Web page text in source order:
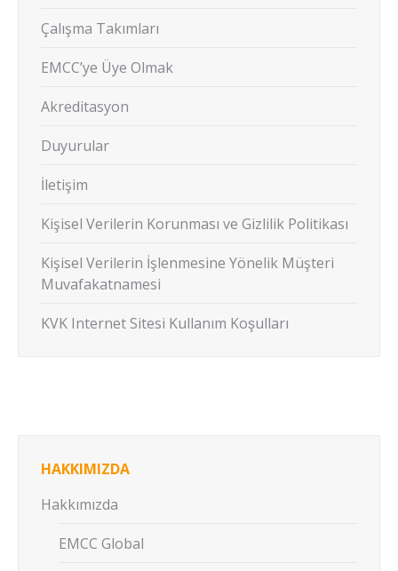
Çalışma Takımları
EMCC’ye Üye Olmak
Akreditasyon
Duyurular
İletişim
Kişisel Verilerin Korunması ve Gizlilik Politikası
Kişisel Verilerin İşlenmesine Yönelik Müşteri
Muvafakatnamesi
KVK Internet Sitesi Kullanım Koşulları
HAKKIMIZDA
Hakkımızda
EMCC Global